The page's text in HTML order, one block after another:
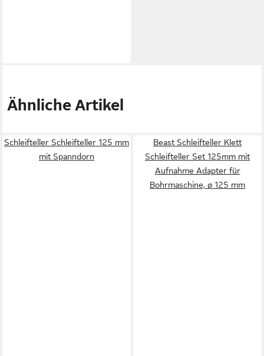
Ähnliche Artikel
Schleifteller Schleifteller 125 mm
mit Spanndorn
Beast Schleifteller Klett
Schleifteller Set 125mm mit
Aufnahme Adapter für
Bohrmaschine, ø 125 mm